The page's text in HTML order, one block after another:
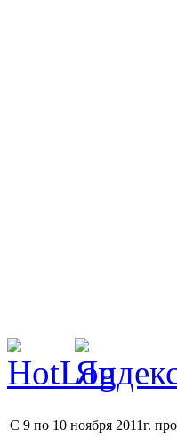
С 9 по 10 ноября 2011г.